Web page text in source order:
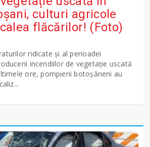
culturi agricole
flăcărilor! (Foto)
ridicate și al perioadei
incendiilor de vegetație uscată
ore, pompierii botoșăneni au